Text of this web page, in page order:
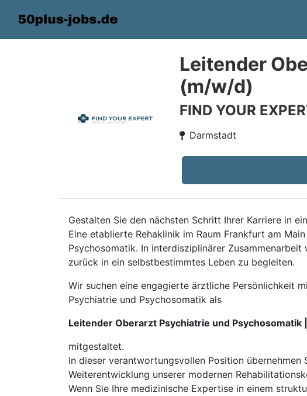
Leitender
(m/w/d)
FIND YOUR
Darmstadt
Gestalten Sie den nächsten Schritt Ihrer Karriere in
Eine etablierte Rehaklinik im Raum Frankfurt am
Psychosomatik. In interdisziplinärer
zurück in ein selbstbestimmtes Leben zu begleiten.
Wir suchen eine engagierte ärztliche Persönlichkeit
Psychiatrie und Psychosomatik als
Leitender Oberarzt Psychiatrie und
mitgestaltet.
In dieser verantwortungsvollen Position
Weiterentwicklung unserer modernen
Wenn Sie Ihre medizinische Expertise in einem